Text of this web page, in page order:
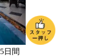
5日間